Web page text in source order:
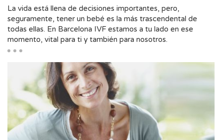
La vida está llena de decisiones importantes, pero,
seguramente, tener un bebé es la más trascendental de
todas ellas. En Barcelona IVF estamos a tu lado en ese
momento, vital para ti y también para nosotros.